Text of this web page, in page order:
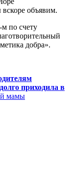
вскоре объявим.
по счету
добра».
приходила в
мамы